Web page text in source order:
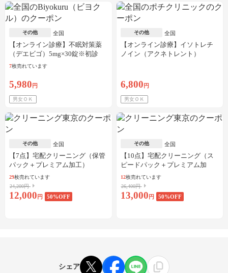
その他 全国
【オンライン診療】不眠対策薬
（デエビゴ）5mg×30錠※初診
料・送料込
7枚売れています
5,980 円
男女ＯＫ
その他 全国
【オンライン診療】イソトレチ
ノイン（アクネトレント）
6,800 円
男女ＯＫ
その他 全国
【7点】宅配クリーニング（保管
パック＋プレミアム加工）
29枚売れています
24,200円
12,000 円 50%OFF
その他 全国
【10点】宅配クリーニング（ス
ピードパック＋プレミアム加
工）
12枚売れています
26,400円
13,000 円 50%OFF
シェア